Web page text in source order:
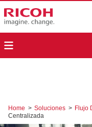
Home > Soluciones > Flujo
Centralizada